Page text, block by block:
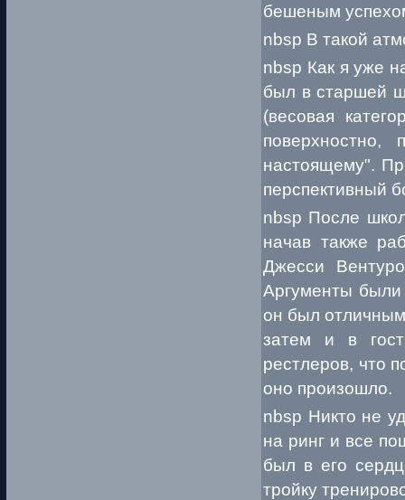
бешеным
nbsp В такой
nbsp Как я уже
был в старшей
(весовая
настоящему".
перспективный
nbsp После
начав также
Джесси
Аргументы
он был
затем и в
рестлеров, что
оно произошло.
nbsp Никто не
на ринг и все
был в его
тройку